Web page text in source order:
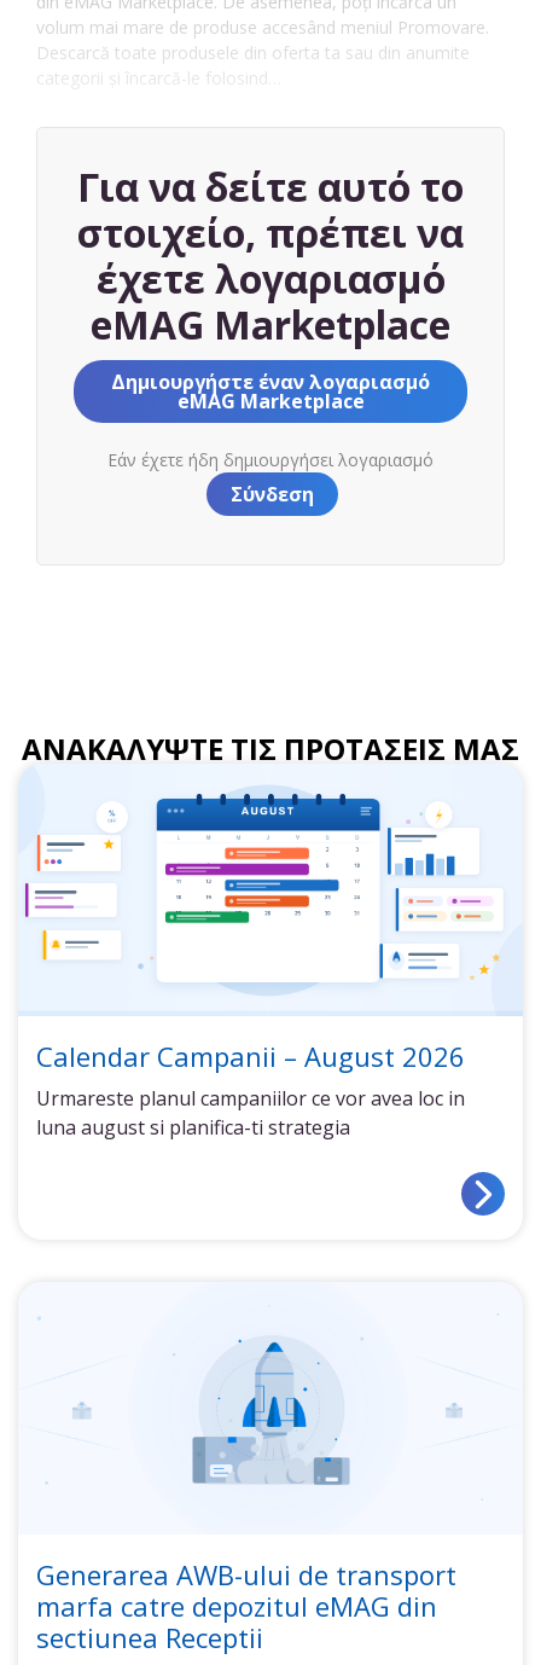
volum mai mare de produse accesând meniul Promovare.
Descarcă toate produsele din oferta ta sau din anumite
categorii și încarcă-le folosind…
Για να δείτε αυτό το
στοιχείο, πρέπει να
έχετε λογαριασμό
eMAG Marketplace
Δημιουργήστε έναν λογαριασμό
eMAG Marketplace
Εάν έχετε ήδη δημιουργήσει λογαριασμό
Σύνδεση
ΑΝΑΚΑΛΥΨΤΕ ΤΙΣ ΠΡΟΤΑΣΕΙΣ ΜΑΣ
Calendar Campanii – August 2026
Urmareste planul campaniilor ce vor avea loc in
luna august si planifica-ti strategia
Generarea AWB-ului de transport
marfa catre depozitul eMAG din
sectiunea Receptii